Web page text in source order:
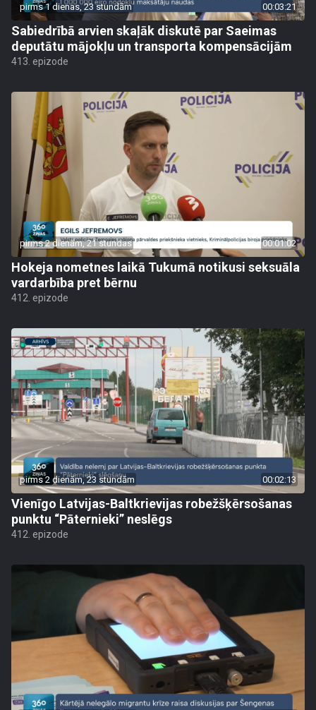
pirms 1 dienas, 23 stundām 00:03:21
Sabiedrībā arvien skaļāk diskutē par Saeimas
deputātu mājokļu un transporta kompensācijām
413. epizode
pirms 2 dienām, 21 stundas 00:01:02
Hokeja nometnes laikā Tukumā notikusi seksuāla
vardarbība pret bērnu
412. epizode
pirms 2 dienām, 23 stundām 00:02:13
Vienīgo Latvijas-Baltkrievijas robežšķērsošanas
punktu “Pāternieki” neslēgs
412. epizode